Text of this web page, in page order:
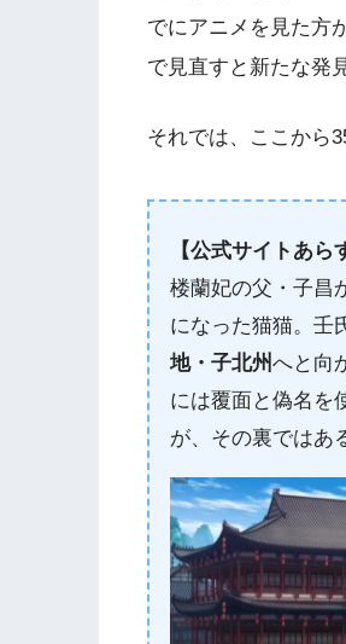
でにアニメを見た方
で見直すと新たな発
それでは、ここから
【公式サイトあら
楼蘭妃の父・子昌
になった猫猫。壬
地・子北州へと向
には覆面と偽名を
が、その裏ではあ